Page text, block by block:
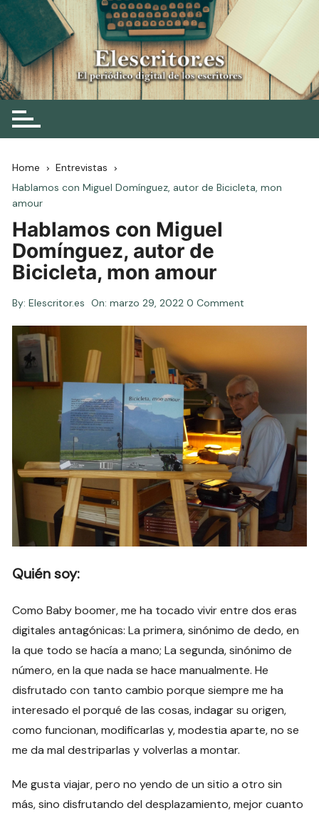
Skip
to
content
Elescritor.es
El periódico digital de los escritores
Home
Entrevistas
Hablamos con Miguel Domínguez, autor de Bicicleta, mon
amour
Hablamos con Miguel
Domínguez, autor de
Bicicleta, mon amour
By: Elescritor.es On:marzo 29, 2022 0 Comment
Quién soy:
Como Baby boomer, me ha tocado vivir entre dos eras
digitales antagónicas: La primera, sinónimo de dedo, en
la que todo se hacía a mano; La segunda, sinónimo de
número, en la que nada se hace manualmente. He
disfrutado con tanto cambio porque siempre me ha
interesado el porqué de las cosas, indagar su origen,
como funcionan, modificarlas y, modestia aparte, no se
me da mal destriparlas y volverlas a montar.
Me gusta viajar, pero no yendo de un sitio a otro sin
más, sino disfrutando del desplazamiento, mejor cuanto